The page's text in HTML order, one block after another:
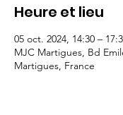
Heure et lieu
05 oct. 2024, 14:30 –
MJC Martigues, Bd
Martigues, France